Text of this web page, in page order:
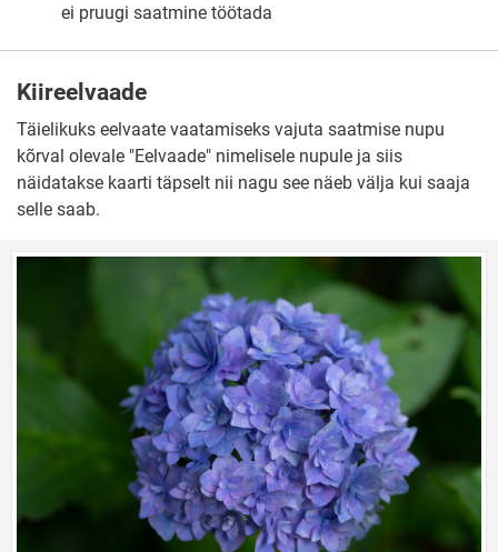
ei pruugi saatmine töötada
Kiireelvaade
Täielikuks eelvaate vaatamiseks vajuta saatmise nupu
kõrval olevale "Eelvaade" nimelisele nupule ja siis
näidatakse kaarti täpselt nii nagu see näeb välja kui saaja
selle saab.